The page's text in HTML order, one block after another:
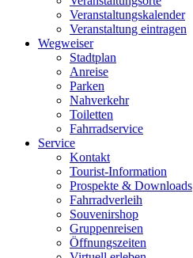
Veranstaltungskalender
Veranstaltung eintragen
Wegweiser
Stadtplan
Anreise
Parken
Nahverkehr
Toiletten
Fahrradservice
Service
Kontakt
Tourist-Information
Prospekte & Downloads
Fahrradverleih
Souvenirshop
Gruppenreisen
Öffnungszeiten